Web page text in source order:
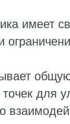
имеет
для